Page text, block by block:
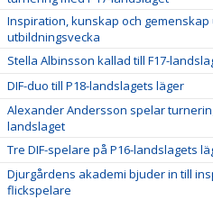
Inspiration, kunskap och
utbildningsvecka
Stella Albinsson kallad till F17-
DIF-duo till P18-landslagets läger
Alexander Andersson spelar
landslaget
Tre DIF-spelare på P16-landslagets
Djurgårdens akademi bjuder in till
flickspelare